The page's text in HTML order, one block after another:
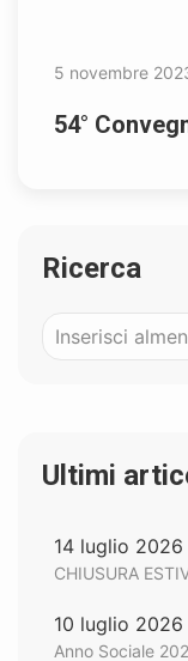
5 novembre
54°
Ricerca
Ultimi
14 luglio 2026
CHIUSURA
10 luglio 2026
Anno Sociale